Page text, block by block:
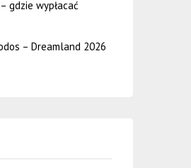
gdzie wypłacać
– Dreamland 2026